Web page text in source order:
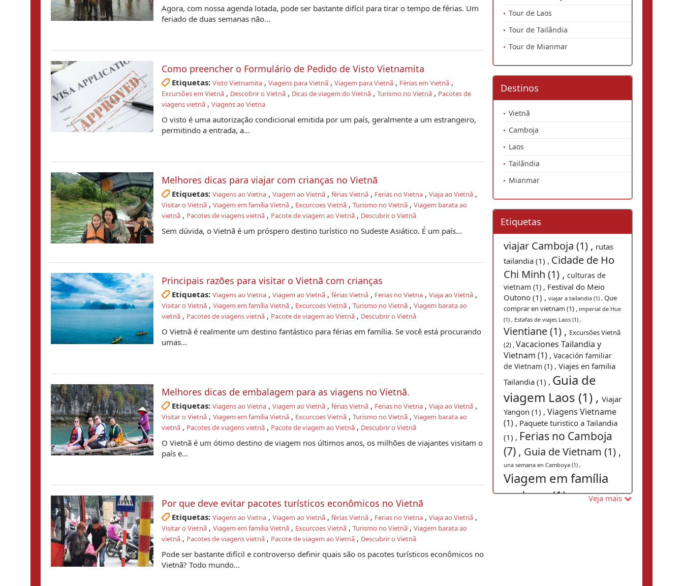
Agora, com nossa agenda lotada, pode ser bastante difícil para tirar o tempo de férias. Um
feriado de duas semanas não...
Como preencher o Formulário de Pedido de Visto Vietnamita
Etiquetas: Visto Vietnamita, Viagens para Vietnã, Viagem para Vietnã, Férias em Vietnã,
Excursões em Vietnã, Descobrir o Vietnã, Dicas de viagem do Vietnã, Turismo no Vietnã, Pacotes de
viagens vietnã, Viagens ao Vietna
O visto é uma autorização condicional emitida por um país, geralmente a um estrangeiro,
permitindo a entrada, a...
Melhores dicas para viajar com crianças no Vietnã
Etiquetas: Viagens ao Vietna, Viagem ao Vietnã, férias Vietnã, Ferias no Vietna, Viaja ao Vietnã,
Visitar o Vietnã, Viagem em família Vietnã, Excurcoes Vietnã, Turismo no Vietnã, Viagem barata ao
vietnã, Pacotes de viagens vietnã, Pacote de viagem ao Vietnã, Descubrir o Vietnã
Sem dúvida, o Vietnã é um próspero destino turístico no Sudeste Asiático. É um país...
Principais razões para visitar o Vietnã com crianças
Etiquetas: Viagens ao Vietna, Viagem ao Vietnã, férias Vietnã, Ferias no Vietna, Viaja ao Vietnã,
Visitar o Vietnã, Viagem em família Vietnã, Excurcoes Vietnã, Turismo no Vietnã, Viagem barata ao
vietnã, Pacotes de viagens vietnã, Pacote de viagem ao Vietnã, Descubrir o Vietnã
O Vietnã é realmente um destino fantástico para férias em família. Se você está procurando
umas...
Melhores dicas de embalagem para as viagens no Vietnã.
Etiquetas: Viagens ao Vietna, Viagem ao Vietnã, férias Vietnã, Ferias no Vietna, Viaja ao Vietnã,
Visitar o Vietnã, Viagem em família Vietnã, Excurcoes Vietnã, Turismo no Vietnã, Viagem barata ao
vietnã, Pacotes de viagens vietnã, Pacote de viagem ao Vietnã, Descubrir o Vietnã
O Vietnã é um ótimo destino de viagem nos últimos anos, os milhões de viajantes visitam o
país e...
Por que deve evitar pacotes turísticos econômicos no Vietnã
Etiquetas: Viagens ao Vietna, Viagem ao Vietnã, férias Vietnã, Ferias no Vietna, Viaja ao Vietnã,
Visitar o Vietnã, Viagem em família Vietnã, Excurcoes Vietnã, Turismo no Vietnã, Viagem barata ao
vietnã, Pacotes de viagens vietnã, Pacote de viagem ao Vietnã, Descubrir o Vietnã
Pode ser bastante difícil e controverso definir quais são os pacotes turísticos econômicos no
Vietnã? Todo mundo...
Tour de Laos
Tour de Tailândia
Tour de Mianmar
Destinos
Vietnã
Camboja
Laos
Tailândia
Mianmar
Etiquetas
viajar Camboja (1) , rutas
tailandia (1) , Cidade de Ho
Chi Minh (1) , culturas de
vietnam (1) , Festival do Meio
Outono (1) , viajar a tailandia (1) , Que
comprar en vietnam (1) , imperial de Hue
(1) , Estafas de viajes Laos (1) ,
Vientiane (1) , Excursões Vietnã
(2) ,Vacaciones Tailandia y
Vietnam (1) , Vacación familiar
de Vietnam (1) , Viajes en familia
Tailandia (1) , Guia de
viagem Laos (1) , Viajar
Yangon (1) , Viagens Vietname
(1) , Paquete turistico a Tailandia
(1) , Ferias no Camboja
(7) , Guia de Vietnam (1) ,
una semana en Camboya (1) ,
Viagem em família
no Laos (1) ,Kim Jong
Veja mais